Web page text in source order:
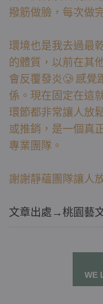
撥筋做臉，每次做
環境也是我去過最
的體質，以前在其
會反覆發炎🥲 感覺
係。現在固定在這
環節都非常讓人放
或推銷，是一個真
專業團隊。
謝謝靜蘊團隊讓人
文章出處→桃園藝文
WE